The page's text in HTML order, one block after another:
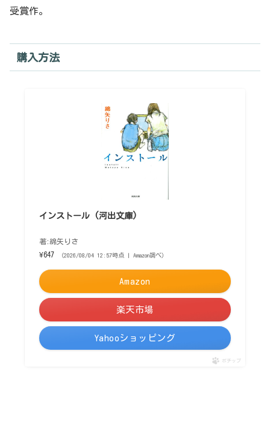
受賞作。
購入方法
インストール (河出文庫)
著:綿矢りさ
¥647
（2026/08/04 12:57時点 | Amazon調べ）
Amazon
楽天市場
Yahooショッピング
ポチップ